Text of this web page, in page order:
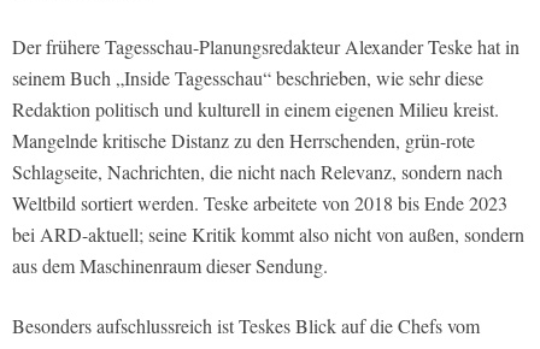
Der frühere Tagesschau-Planungsredakteur Alexander Teske hat in
seinem Buch „Inside Tagesschau“ beschrieben, wie sehr diese
Redaktion politisch und kulturell in einem eigenen Milieu kreist.
Mangelnde kritische Distanz zu den Herrschenden, grün-rote
Schlagseite, Nachrichten, die nicht nach Relevanz, sondern nach
Weltbild sortiert werden. Teske arbeitete von 2018 bis Ende 2023
bei ARD-aktuell; seine Kritik kommt also nicht von außen, sondern
aus dem Maschinenraum dieser Sendung.
Besonders aufschlussreich ist Teskes Blick auf die Chefs vom